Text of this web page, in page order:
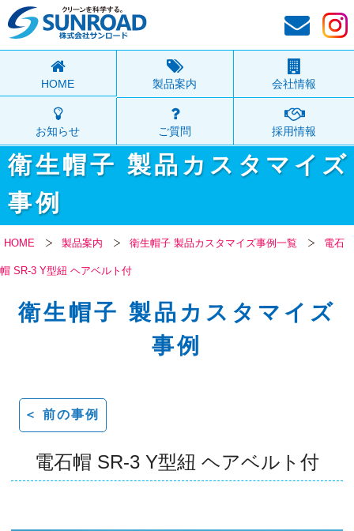
HOME 製品案内 会社情報
お知らせ ご質問 採用情報
衛生帽子 製品カスタマイズ
事例
HOME 製品案内 衛生帽子 製品カスタマイズ事例一覧 電石
帽 SR-3 Y型紐 ヘアベルト付
衛生帽子 製品カスタマイズ
事例
＜ 前の事例
電石帽 SR-3 Y型紐 ヘアベルト付